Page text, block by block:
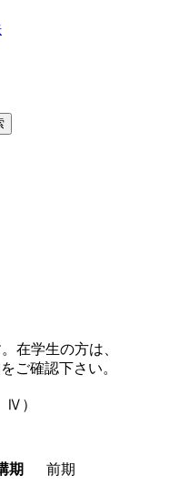
在学生の方は、
ご確認下さい。
Ⅳ）
期
前期